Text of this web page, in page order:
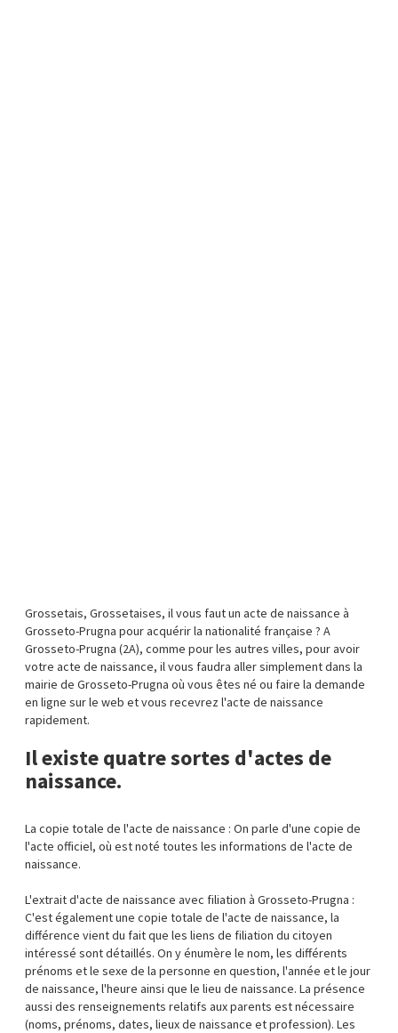
Grossetais, Grossetaises, il vous faut un acte de naissance à
Grosseto-Prugna pour acquérir la nationalité française ? A
Grosseto-Prugna (2A), comme pour les autres villes, pour avoir
votre acte de naissance, il vous faudra aller simplement dans la
mairie de Grosseto-Prugna où vous êtes né ou faire la demande
en ligne sur le web et vous recevrez l'acte de naissance
rapidement.
Il existe quatre sortes d'actes de
naissance.
La copie totale de l'acte de naissance : On parle d'une copie de
l'acte officiel, où est noté toutes les informations de l'acte de
naissance.
L'extrait d'acte de naissance avec filiation à Grosseto-Prugna :
C'est également une copie totale de l'acte de naissance, la
différence vient du fait que les liens de filiation du citoyen
intéressé sont détaillés. On y énumère le nom, les différents
prénoms et le sexe de la personne en question, l'année et le jour
de naissance, l'heure ainsi que le lieu de naissance. La présence
aussi des renseignements relatifs aux parents est nécessaire
(noms, prénoms, dates, lieux de naissance et profession). Les